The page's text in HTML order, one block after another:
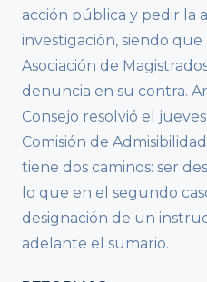
acción pública y pedir la
investigación, siendo
Asociación de
denuncia en su contra.
Consejo resolvió el
Comisión de
tiene dos caminos: ser
lo que en el segundo
designación de un
adelante el sumario.